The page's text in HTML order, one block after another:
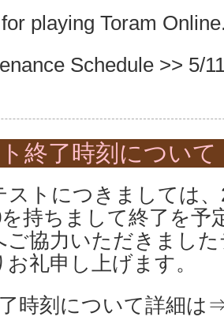
playing Toram
Schedule >> 5/
終了時刻について
ストにつきましては、
持ちまして終了を予
ご協力いただきまし
礼申し上げます。
時刻について詳細は